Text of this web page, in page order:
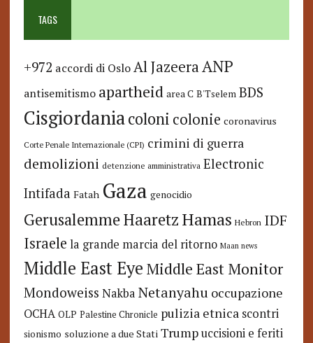
TAGS
+972 accordi di Oslo Al JazeeraANP
antisemitismo apartheid area C B'Tselem BDS
Cisgiordaniacoloni colonie coronavirus
Corte Penale Internazionale (CPI) crimini di guerra
demolizioni detenzione amministrativa Electronic
Intifada Fatah Gaza genocidio
GerusalemmeHaaretzHamas Hebron IDF
Israele la grande marcia del ritorno Maan news
Middle East Eye Middle East Monitor
Mondoweiss Nakba Netanyahu occupazione
OCHA OLP Palestine Chronicle pulizia etnica scontri
sionismo soluzione a due Stati Trump uccisioni e feriti